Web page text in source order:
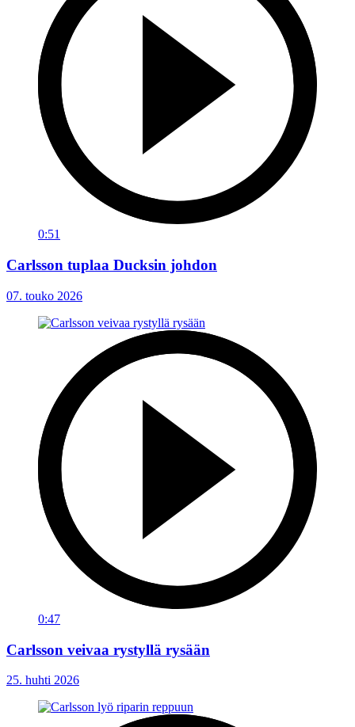
0:51
Carlsson tuplaa Ducksin johdon
07. touko 2026
0:47
Carlsson veivaa rystyllä rysään
25. huhti 2026